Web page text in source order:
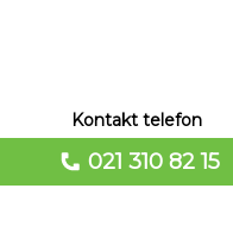
Kontakt telefon
021 310 82 15